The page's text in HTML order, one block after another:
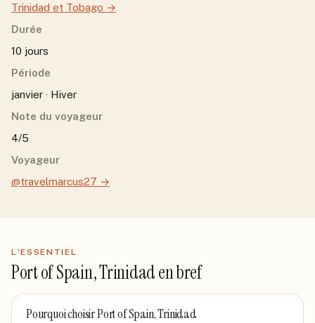
Trinidad et Tobago →
Durée
10 jours
Période
janvier · Hiver
Note du voyageur
4/5
Voyageur
@travelmarcus27 →
L'ESSENTIEL
Port of Spain, Trinidaden bref
Pourquoi choisirPort of Spain, Trinidad